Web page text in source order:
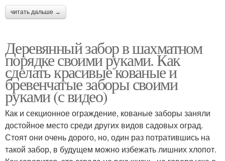
читать дальше →
Деревянный забор в шахматном
порядке своими руками. Как
сделать красивые кованые и
бревенчатые заборы своими
руками (с видео)
Как и секционное ограждение, кованые заборы заняли
достойное место среди других видов садовых оград.
Стоят они очень дорого, но, один раз потратившись на
такой забор, в будущем можно избежать лишних хлопот.